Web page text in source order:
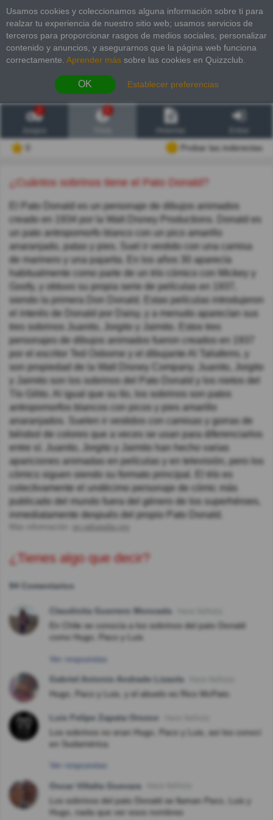
Usamos cookies y coleccionamos alguna información sobre ti para
realzar tu experiencia de nuestro sitio web; usamos servicios de
terceros para proporcionar rasgos de medios sociales, personalizar
contenido y anuncios, y asegurarnos que la página web funciona
correctamente. Aprender más sobre las cookies en Quizzclub.
OK Establecer preferencias
2
Probar las inderectas
¿Cuántos sobrinos tiene el Pato Donald?
El Pato Donald es un personaje de dibujos animados
creado en 1934 por la Walt Disney Productions. Donald es
un pato antropomorfo blanco con un pico amarillo
anaranjado, patas y pies. Suel ir vestido con una camisa
de marinero y una pajarita. En los años 30 aparecía
habitualmente como parte de un trío cómico con Mickey y
Goofy, y obtuvo su propia serie de películas en 1937,
siendo la primera Don Donald. Estas películas introdujeron
el interés de Donald por Daisy, y a menudo aparecían sus
tres sobrinos Juanito, Jorgito y Jaimito. Estos tres
personajes de dibujos animados fueron creados en 1937
por el escritor Ted Osborne y el dibujante Al Taliaferro, y
son propiedad de la Walt Disney Company. Juanito, Jorgito
y Jaimito son los sobrinos del Pato Donald y los nietos del
Tío Gilito. Al igual que su tío, los sobrinos son patos
antropomorfos blancos con picos y pies amarillo
anaranjados. Suelen ir vestidos con camisas y gorras de
béisbol de colores que a veces se usan para diferenciarlos
entre sí. Juanito, Jorgito y Jaimito han hecho varias
apariciones animadas en películas y en televisión, pero los
cómics siguen siendo su formato principal. El trío es
colectivamente el undécimo personaje de cómic más
publicado del mundo fuera del género de los superhéroes,
inmediatamente después del propio Pato Donald.
en.wikipedia.org
¿Tienes algo que decir?
94 Comentarios
Claudinita Guerrero Moncada
En Chile se conocía a los sobrinos del pato Donald
como Hugo, Paco y Luis
Ver respuestas
Gabriel Antonio Andrade Lizaola
Hugo, Paco y Luis, y el abuelo es Rico McPato.
Luis Felipe Zapata Orozco
Los sobrinos no eran Hugo, Paco y Luis, así los conocí
en Sudamérica.
Ver respuestas
Oscar Villalta Guevara
Los sobrinos del pato Donald se llaman Paco, Luis y
Hugo, nada que ver esos nombres